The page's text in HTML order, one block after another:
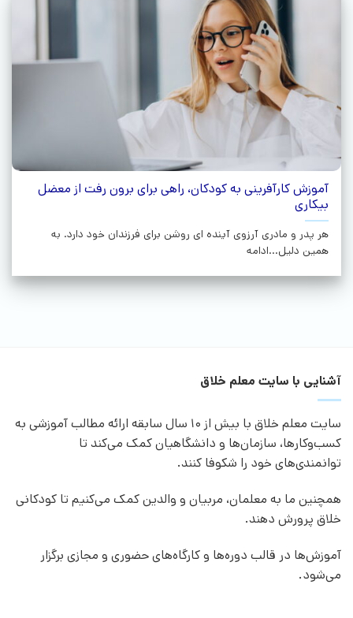
آموزش کارآفرینی به کودکان، راهی برای برون رفت از معضل
بیکاری
هر پدر و مادری آرزوی آینده ای روشن برای فرزندان خود دارد. به
همین دلیل...ادامه
آشنایی با سایت معلم خلاق
سایت معلم خلاق با بیش از 10 سال سابقه ارائه مطالب آموزشی به
کسب‌وکارها، سازمان‌ها و دانشگاهیان کمک می‌کند تا
توانمندی‌های خود را شکوفا کنند.
همچنین ما به معلمان، مربیان و والدین کمک می‌کنیم تا کودکانی
خلاق پرورش دهند.
آموزش‌ها در قالب دوره‌ها و کارگاه‌های حضوری و مجازی برگزار
می‌شود.